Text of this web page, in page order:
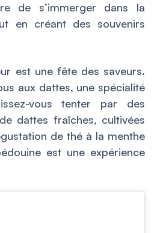
de s’immerger dans la
en créant des souvenirs
est une fête des saveurs.
aux dattes, une spécialité
vous tenter par des
dattes fraîches, cultivées
de thé à la menthe
est une expérience